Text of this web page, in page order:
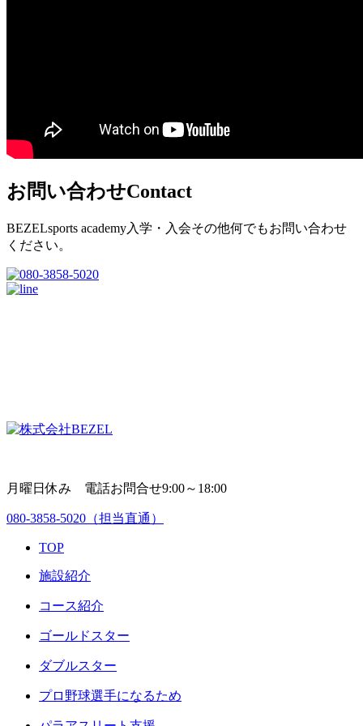
お問い合わせContact
BEZELsports academy入学・入会その他何でもお問い合わせ
ください。
月曜日休み 電話お問合せ9:00～18:00
080-3858-5020 （担当直通）
TOP
施設紹介
コース紹介
ゴールドスター
ダブルスター
プロ野球選手になるため